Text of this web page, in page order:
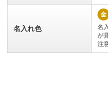
名入れ色
金
名
が
注